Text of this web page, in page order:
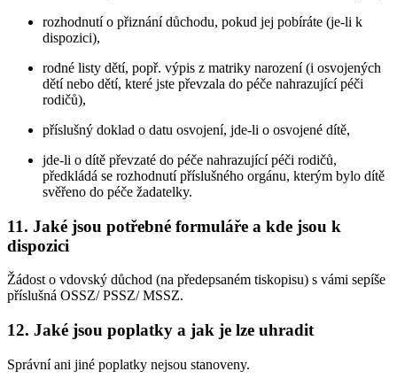
rozhodnutí o přiznání důchodu, pokud jej pobíráte (je-li k
dispozici),
rodné listy dětí, popř. výpis z matriky narození (i osvojených
dětí nebo dětí, které jste převzala do péče nahrazující péči
rodičů),
příslušný doklad o datu osvojení, jde-li o osvojené dítě,
jde-li o dítě převzaté do péče nahrazující péči rodičů,
předkládá se rozhodnutí příslušného orgánu, kterým bylo dítě
svěřeno do péče žadatelky.
11. Jaké jsou potřebné formuláře a kde jsou k
dispozici
Žádost o vdovský důchod (na předepsaném tiskopisu) s vámi sepíše
příslušná OSSZ/ PSSZ/ MSSZ.
12. Jaké jsou poplatky a jak je lze uhradit
Správní ani jiné poplatky nejsou stanoveny.